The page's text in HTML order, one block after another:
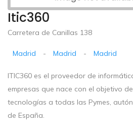
Itic360
Carretera de Canillas 138
Madrid - Madrid - Madrid
ITIC360 es el proveedor de
empresas que nace con el objetivo
tecnologías a todas las Pymes,
de España.